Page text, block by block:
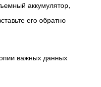
аккумулятор,
его обратно
важных данных